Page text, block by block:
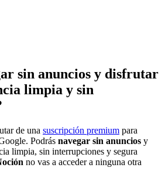
sin anuncios y disfrutar
limpia y sin
de una suscripción premium para
Podrás navegar sin anuncios y
limpia, sin interrupciones y segura
no vas a acceder a ninguna otra